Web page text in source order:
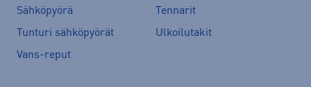
Sähköpyörä
Tennarit
Tunturi sähköpyörät
Ulkoilutakit
Vans-reput